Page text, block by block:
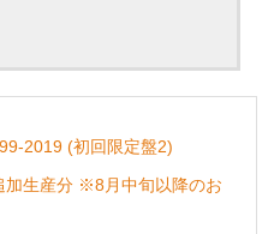
2019 (初回限定盤2)
加生産分 ※8月中旬以降のお